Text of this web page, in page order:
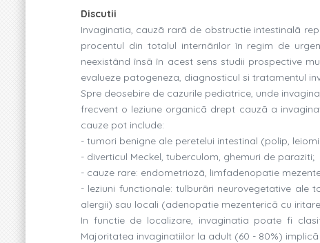
Discutii
Invaginatia, cauzã rarã de obstructie intestinalã
procentul din totalul internãrilor în regim de
neexistând însã în acest sens studii prospective
evalueze patogeneza, diagnosticul si tratamentul
Spre deosebire de cazurile pediatrice, unde
frecvent o leziune organicã drept cauzã a
cauze pot include:
- tumori benigne ale peretelui intestinal (polip,
- diverticul Meckel, tuberculom, ghemuri de paraziti;
- cauze rare: endometriozã, limfadenopatie
- leziuni functionale: tulburãri neurovegetative ale
alergii) sau locali (adenopatie mezentericã cu
In functie de localizare, invaginatia poate fi
Majoritatea invaginatiilor la adult (60 - 80%) implicã